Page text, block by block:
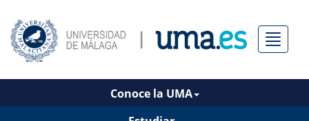
Menú
Conoce la UMA